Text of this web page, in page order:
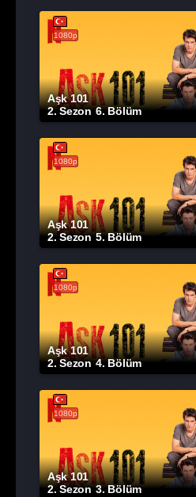
1080p
Aşk 101
2. Sezon6. Bölüm
1080p
Aşk 101
2. Sezon5. Bölüm
1080p
Aşk 101
2. Sezon4. Bölüm
1080p
Aşk 101
2. Sezon3. Bölüm